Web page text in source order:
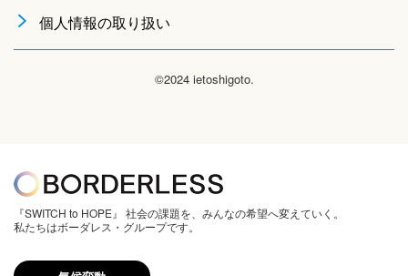
個人情報の取り扱い
©2024 ietoshigoto.
『SWITCH to HOPE』 社会の課題を、みんなの希望へ変えていく。
私たちはボーダレス・グループです。